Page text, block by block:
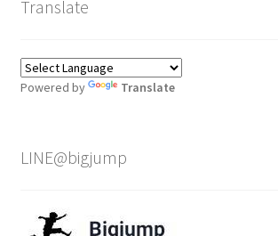
Translate
Powered by Translate
LINE@bigjump